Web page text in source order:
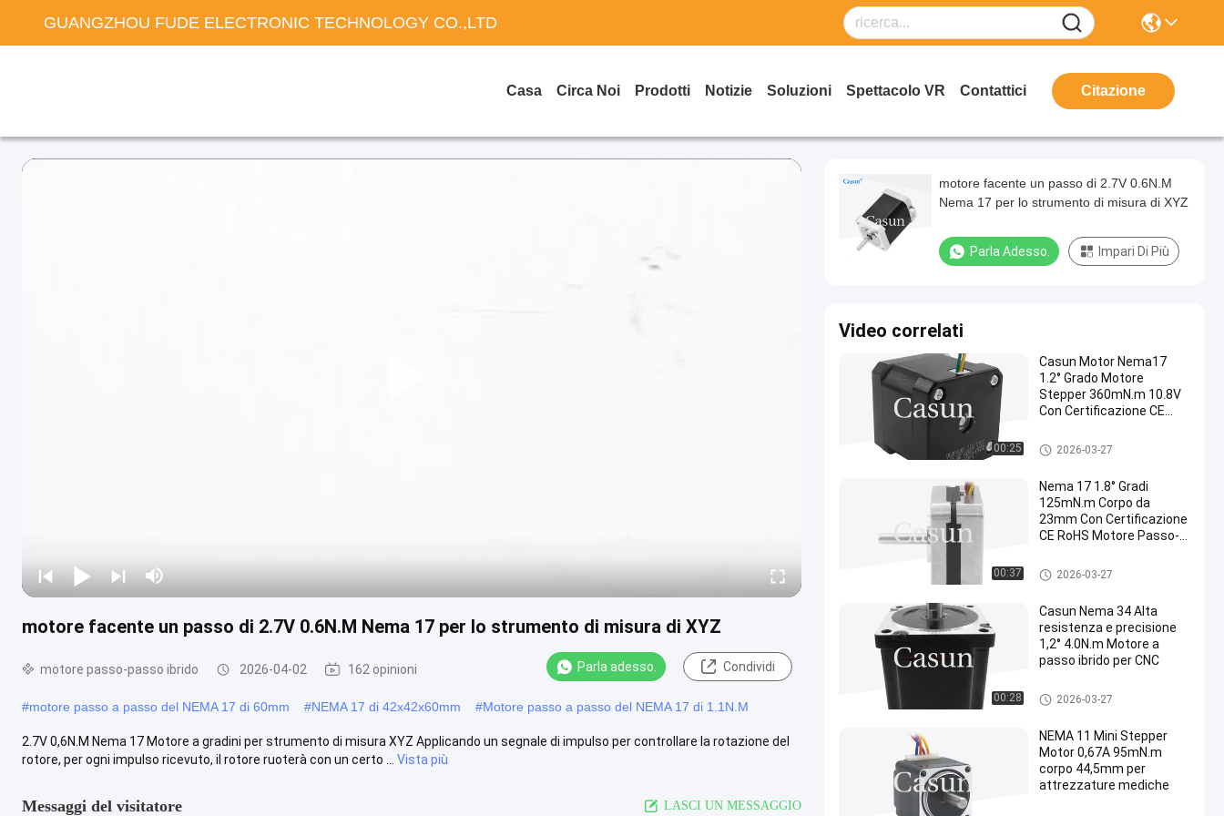
GUANGZHOU FUDE ELECTRONIC TECHNOLOGY CO.,LTD
Casa Circa Noi Prodotti Notizie Soluzioni Spettacolo VR Contattici Citazione
motore facente un passo di 2.7V 0.6N.M Nema 17 per lo strumento di misura di XYZ
motore passo-passo ibrido 2026-04-02 162 opinioni Parla adesso. Condividi
#motore passo a passo del NEMA 17 di 60mm #NEMA 17 di 42x42x60mm #Motore passo a passo del NEMA 17 di 1.1N.M
2.7V 0,6N.M Nema 17 Motore a gradini per strumento di misura XYZ Applicando un segnale di impulso per controllare la rotazione del
rotore, per ogni impulso ricevuto, il rotore ruoterà con un certo ...
Vista più
Messaggi del visitatore LASCI UN MESSAGGIO
motore facente un passo di 2.7V 0.6N.M
Nema 17 per lo strumento di misura di XYZ
Parla Adesso. Impari Di Più
Video correlati
00:25
Casun Motor Nema17
1.2° Grado Motore
Stepper 360mN.m 10.8V
Con Certificazione CE
motore passo-passo nema 17
2026-03-27
00:37
Nema 17 1.8° Gradi
125mN.m Corpo da
23mm Con Certificazione
CE RoHS Motore Passo-
Apparecchiature di
Bellezza
motore passo-passo nema 17
2026-03-27
00:28
Casun Nema 34 Alta
resistenza e precisione
1,2° 4.0N.m Motore a
passo ibrido per CNC
motore passo-passo nema 17
2026-03-27
NEMA 11 Mini Stepper
Motor 0,67A 95mN.m
corpo 44,5mm per
attrezzature mediche